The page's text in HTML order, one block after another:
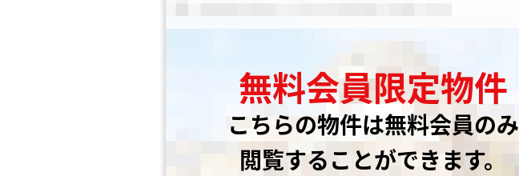
無料会員限定物件
こちらの物件は無料会員のみ
閲覧することができます。